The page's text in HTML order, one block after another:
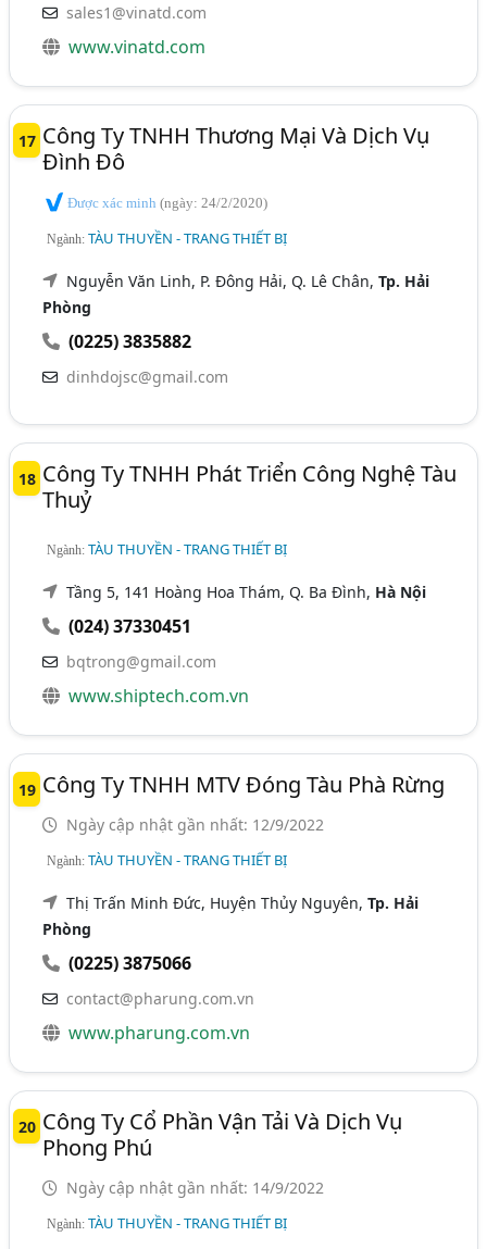
sales1@vinatd.com
www.vinatd.com
17 Công Ty TNHH Thương Mại Và Dịch Vụ
Đình Đô
Được xác minh(ngày: 24/2/2020)
Ngành:TÀU THUYỀN - TRANG THIẾT BỊ
Nguyễn Văn Linh, P. Đông Hải, Q. Lê Chân,Tp. Hải
Phòng
(0225) 3835882
dinhdojsc@gmail.com
18 Công Ty TNHH Phát Triển Công Nghệ Tàu
Thuỷ
Ngành:TÀU THUYỀN - TRANG THIẾT BỊ
Tầng 5, 141 Hoàng Hoa Thám, Q. Ba Đình, Hà Nội
(024) 37330451
bqtrong@gmail.com
www.shiptech.com.vn
19 Công Ty TNHH MTV Đóng Tàu Phà Rừng
Ngày cập nhật gần nhất: 12/9/2022
Ngành:TÀU THUYỀN - TRANG THIẾT BỊ
Thị Trấn Minh Đức, Huyện Thủy Nguyên,Tp. Hải
Phòng
(0225) 3875066
contact@pharung.com.vn
www.pharung.com.vn
20 Công Ty Cổ Phần Vận Tải Và Dịch Vụ
Phong Phú
Ngày cập nhật gần nhất: 14/9/2022
Ngành:TÀU THUYỀN - TRANG THIẾT BỊ